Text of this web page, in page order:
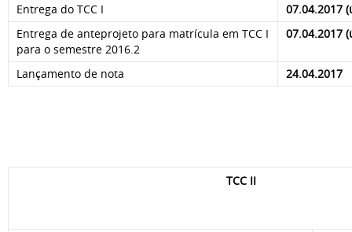
Entrega do TCC I
07.04.2017
Entrega de anteprojeto para matrícula em TCC I
para o semestre 2016.2
07.04.2017
Lançamento de nota 24.04.2017
TCC II